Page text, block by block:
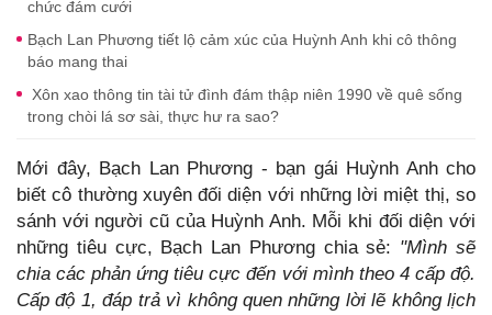
chức đám cưới
Bạch Lan Phương tiết lộ cảm xúc của Huỳnh Anh khi cô thông
báo mang thai
Xôn xao thông tin tài tử đình đám thập niên 1990 về quê sống
trong chòi lá sơ sài, thực hư ra sao?
Mới đây, Bạch Lan Phương - bạn gái Huỳnh Anh cho
biết cô thường xuyên đối diện với những lời miệt thị, so
sánh với người cũ của Huỳnh Anh. Mỗi khi đối diện với
những tiêu cực, Bạch Lan Phương chia sẻ: "Mình sẽ
chia các phản ứng tiêu cực đến với mình theo 4 cấp độ.
Cấp độ 1, đáp trả vì không quen những lời lẽ không lịch